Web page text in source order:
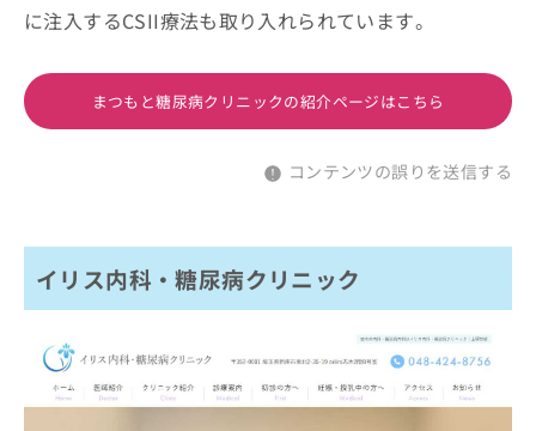
に注入するCSII療法も取り入れられています。
まつもと糖尿病クリニックの紹介ページはこちら
コンテンツの誤りを送信する
イリス内科・糖尿病クリニック